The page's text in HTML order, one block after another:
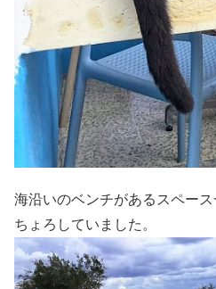
海沿いのベンチがあるスペー
ちょろしていました。